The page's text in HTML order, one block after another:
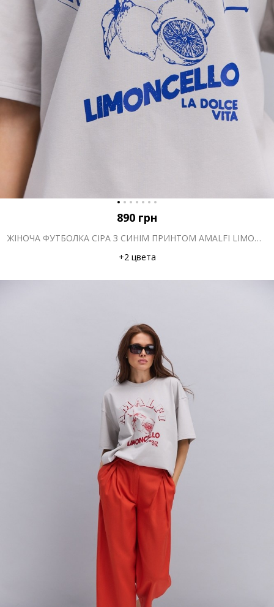
890 грн
ЖІНОЧА ФУТБОЛКА СІРА З СИНІМ ПРИНТОМ AMALFI LIMONCELLO
+2 цвета